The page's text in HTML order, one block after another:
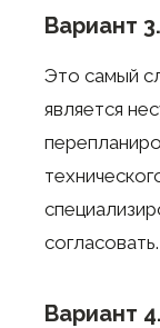
Вариант
Это самый
является
Вариант